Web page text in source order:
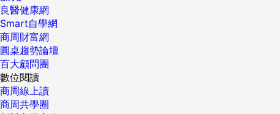
良醫健康網
Smart自學網
商周財富網
圓桌趨勢論壇
百大顧問團
數位閱讀
商周線上讀
商周共學圈